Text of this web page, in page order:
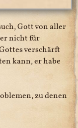
Gott von aller
nicht für
verschärft
kann, er habe
zu denen